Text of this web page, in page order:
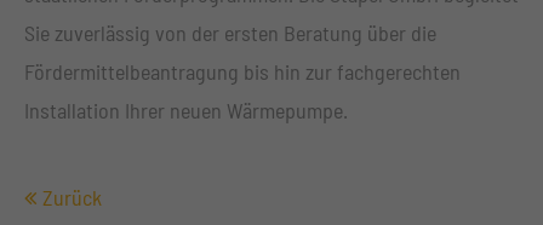
Sie zuverlässig von der ersten Beratung über die
Fördermittelbeantragung bis hin zur fachgerechten
Installation Ihrer neuen Wärmepumpe.
Zurück